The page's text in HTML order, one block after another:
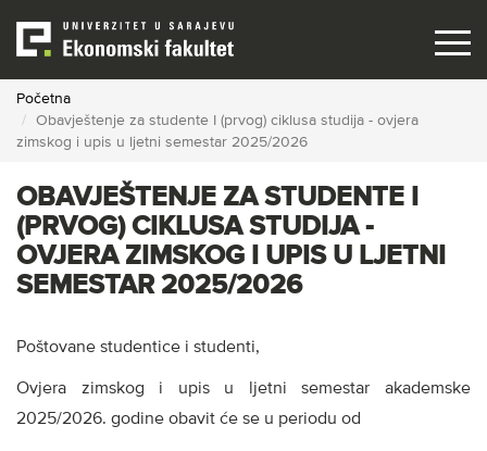
main
content
Početna
Obavještenje za studente I (prvog) ciklusa studija - ovjera
zimskog i upis u ljetni semestar 2025/2026
OBAVJEŠTENJE ZA STUDENTE I
(PRVOG) CIKLUSA STUDIJA -
OVJERA ZIMSKOG I UPIS U LJETNI
SEMESTAR 2025/2026
Poštovane studentice i studenti,
Ovjera zimskog i upis u ljetni semestar akademske
2025/2026. godine obavit će se u periodu od